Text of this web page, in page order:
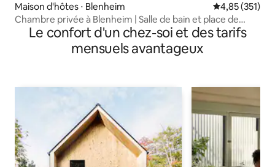
Maison d'hôtes ⋅ Blenheim Évaluation
4,85 (351)
Chambre privée à Blenheim | Salle de bain et place de
parking privées
Le confort d'un chez-soi et des tarifs
mensuels avantageux